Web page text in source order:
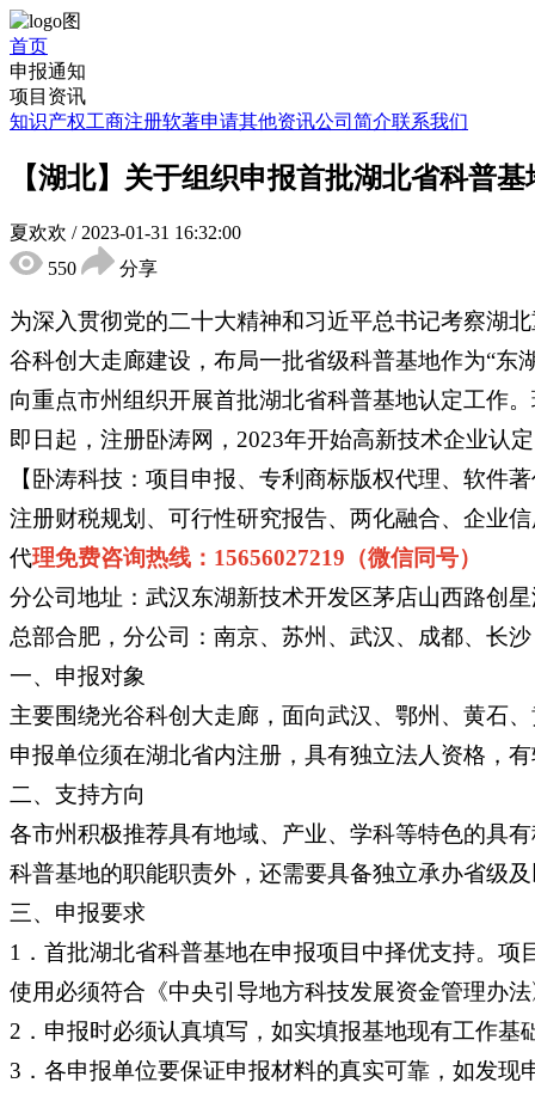
首页
申报通知
项目资讯
知识产权工商注册软著申请其他资讯公司简介联系我们
【湖北】关于组织申报首批湖北省科普
夏欢欢 / 2023-01-31 16:32:00
550
分享
为深入贯彻党的二十大精神和习近平总书记考察湖
谷科创大走廊建设，布局一批省级科普基地作为“
向重点市州组织开展首批湖北省科普基地认定工作
即日起，注册卧涛网，2023年开始高新技术企业认
【卧涛科技：项目申报、专利商标版权代理、软件
注册财税规划、可行性研究报告、两化融合、企业
代理免费咨询热线：15656027219（微信同号）
分公司地址：武汉东湖新技术开发区茅店山西路创
总部合肥，分公司：南京、苏州、武汉、成都、长沙
一、申报对象
主要围绕光谷科创大走廊，面向武汉、鄂州、黄石
申报单位须在湖北省内注册，具有独立法人资格，
二、支持方向
各市州积极推荐具有地域、产业、学科等特色的具
科普基地的职能职责外，还需要具备独立承办省级
三、申报要求
1．首批湖北省科普基地在申报项目中择优支持。
使用必须符合《中央引导地方科技发展资金管理办
2．申报时必须认真填写，如实填报基地现有工作
3．各申报单位要保证申报材料的真实可靠，如发